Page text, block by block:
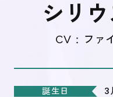
シリ
CV： ファ
誕生日 3